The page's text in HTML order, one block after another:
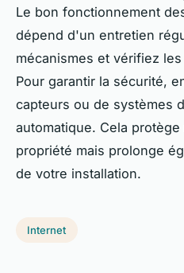
Le bon fonctionnement
dépend d'un entretien
mécanismes et vérifiez
Pour garantir la sécurité,
capteurs ou de systèmes
automatique. Cela
propriété mais prolonge
de votre installation.
Internet